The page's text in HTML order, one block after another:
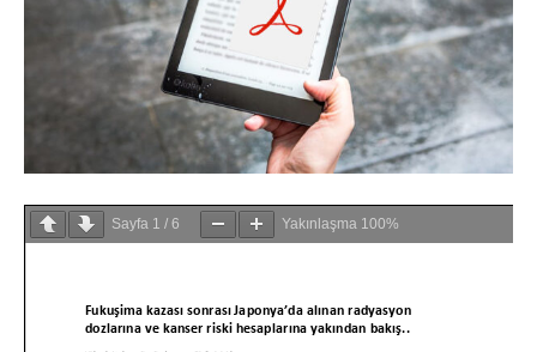
Sayfa 1 / 6 Yakınlaşma 100%